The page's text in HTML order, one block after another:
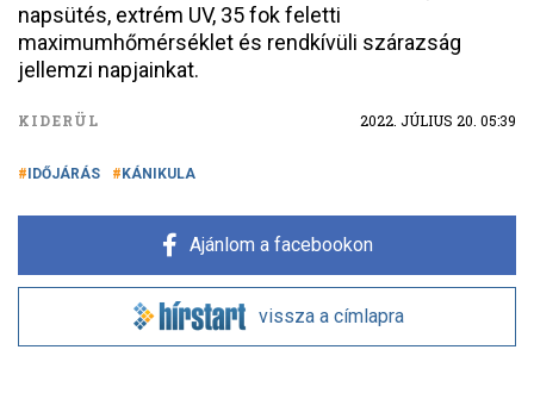
napsütés, extrém UV, 35 fok feletti
maximumhőmérséklet és rendkívüli szárazság
jellemzi napjainkat.
KIDERÜL 2022. JÚLIUS 20. 05:39
IDŐJÁRÁS KÁNIKULA
Ajánlom a facebookon
vissza a címlapra